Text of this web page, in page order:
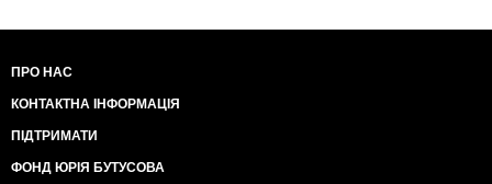
ПРО НАС
КОНТАКТНА ІНФОРМАЦІЯ
ПІДТРИМАТИ
ФОНД ЮРІЯ БУТУСОВА